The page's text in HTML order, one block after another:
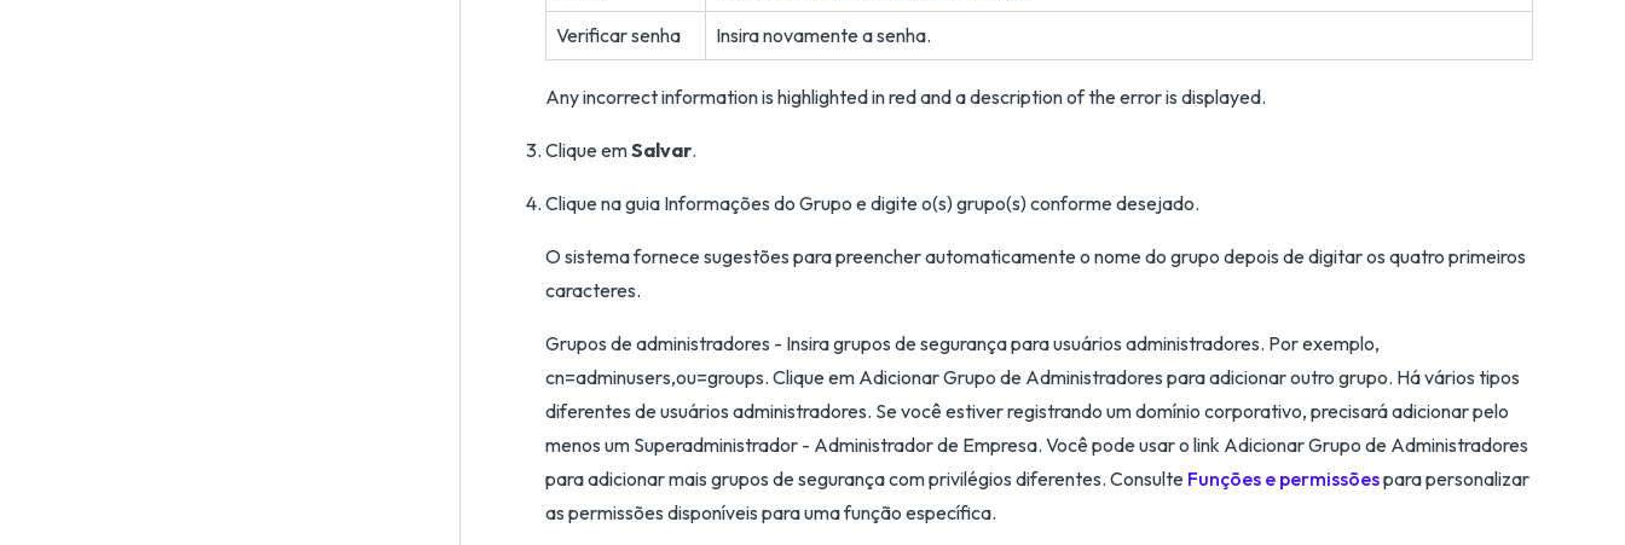
Verificar senha
Insira novamente a senha.
Any incorrect information is highlighted in red and a description of the error is displayed.
Clique emSalvar.
Clique na guia Informações do Grupo e digite o(s) grupo(s) conforme desejado.
O sistema fornece sugestões para preencher automaticamente o nome do grupo depois de digitar os quatro primeiros
caracteres.
Grupos de administradores - Insira grupos de segurança para usuários administradores. Por exemplo,
cn=adminusers,ou=groups. Clique em Adicionar Grupo de Administradores para adicionar outro grupo. Há vários tipos
diferentes de usuários administradores. Se você estiver registrando um domínio corporativo, precisará adicionar pelo
menos um Superadministrador - Administrador de Empresa. Você pode usar o link Adicionar Grupo de Administradores
para adicionar mais grupos de segurança com privilégios diferentes. Consulte Funções e permissõespara personalizar
as permissões disponíveis para uma função específica.